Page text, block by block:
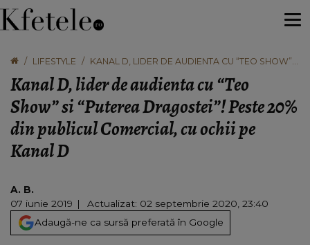
LIFESTYLE
KANAL D, LIDER DE AUDIENTA CU “TEO SHOW”
PUBLICUL COMERCIAL, CU OCHII PE KANAL D
Kanal D, lider de audienta cu “Teo
Show” si “Puterea Dragostei”! Peste 20%
din publicul Comercial, cu ochii pe
Kanal D
A. B.
07 iunie 2019
Actualizat: 02 septembrie 2020, 23:40
Adaugă-ne ca sursă preferată în Google